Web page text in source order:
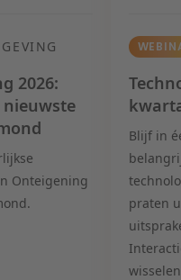
2026:
Onteigening
Blijf in
praten